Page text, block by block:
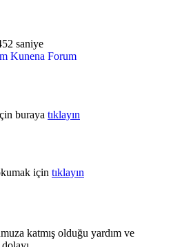
saniye
Kunena Forum
buraya tıklayın
için tıklayın
katmış olduğu yardım ve